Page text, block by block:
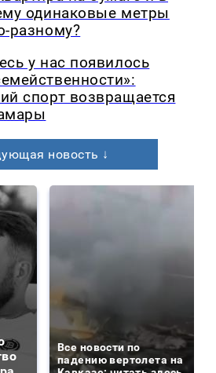
одинаковые метры
разному?
у нас появилось
спорт возвращается
новость ↓
Все новости по
падению вертолета на